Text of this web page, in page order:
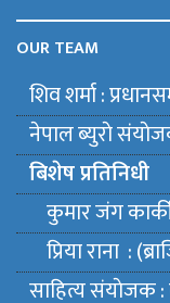
OUR TEAM
शिव शर्मा :
नेपाल ब्युराे
बिशेष प्रतिनिधी
कुमार जंग
प्रिया राना :
साहित्य संयाेजक